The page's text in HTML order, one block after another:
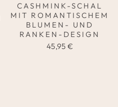
CASHMINK-SCHAL
MIT ROMANTISCHEM
BLUMEN- UND
RANKEN-DESIGN
45,95 €